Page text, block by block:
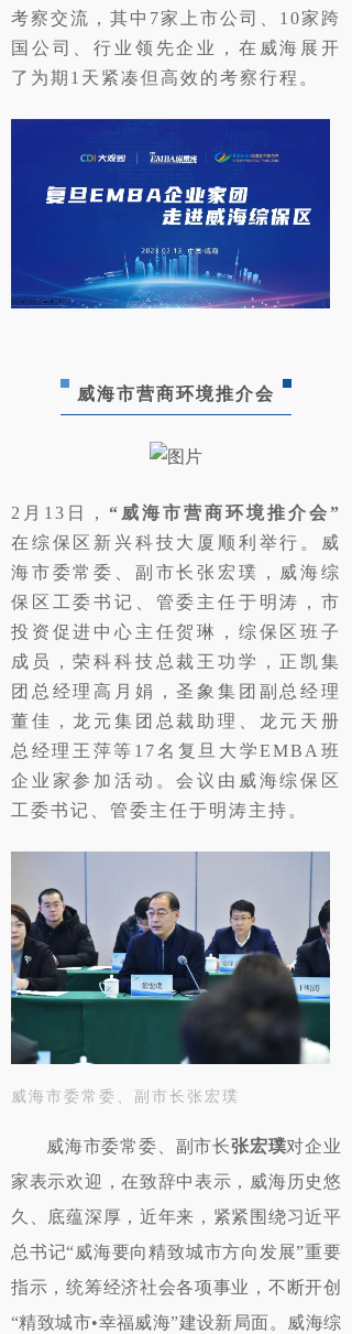
考察交流，其中7家上市公司、10家跨
国公司、行业领先企业，在威海展开
了为期1天紧凑但高效的考察行程。
威海市营商环境推介会
2月13日， “威海市营商环境推介会”
在综保区新兴科技大厦顺利举行。威
海市委常委、副市长张宏璞，威海综
保区工委书记、管委主任于明涛，市
投资促进中心主任贺琳，综保区班子
成员，荣科科技总裁王功学，正凯集
团总经理高月娟，圣象集团副总经理
董佳，龙元集团总裁助理、龙元天册
总经理王萍等17名复旦大学EMBA班
企业家参加活动 。会议由 威海综保区
工委书记、管委主任于明涛主持。
威海市委常委、副市长 张宏璞
威海市委常委、副市长张宏璞对企业
家表示欢迎，在致辞中表示，威海历史悠
久、底蕴深厚，近年来，紧紧围绕习近平
总书记“威海要向精致城市方向发展”重要
指示，统筹经济社会各项事业，不断开创
“精致城市•幸福威海”建设新局面。威海综